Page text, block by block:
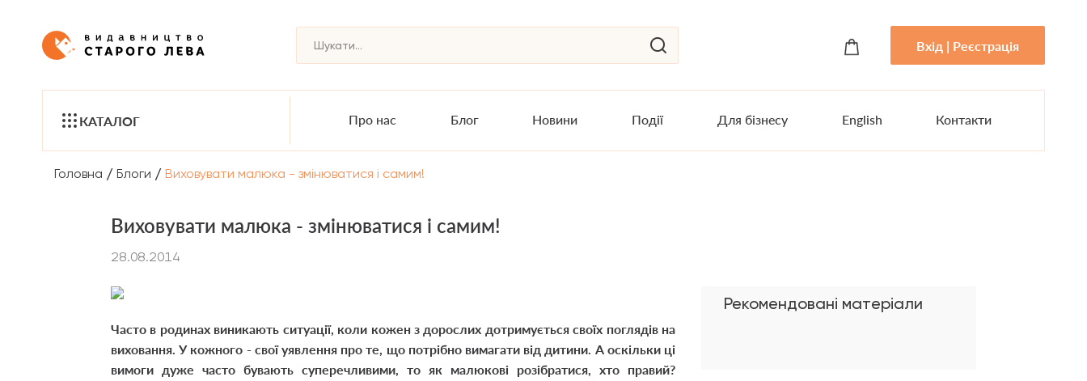
Вхід | Реєстрація
КАТАЛОГ Про нас Блог Новини Події Для бізнесу English Контакти
Головна / Блоги / Виховувати малюка - змінюватися і самим!
Виховувати малюка - змінюватися і самим!
28.08.2014
Часто в родинах виникають ситуації, коли кожен з дорослих дотримується своїх поглядів на
виховання. У кожного - свої уявлення про те, що потрібно вимагати від дитини. А оскільки ці
вимоги дуже часто бувають суперечливими, то як малюкові розібратися, хто правий?
Рекомендовані матеріали